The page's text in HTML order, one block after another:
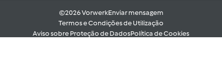
©2026 VorwerkEnviar mensagem
Termos e Condições de Utilização
Aviso sobre Proteção de DadosPolítica de Cookies